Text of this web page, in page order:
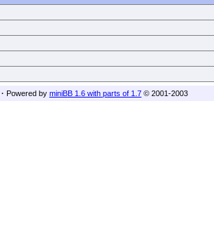
· Powered by miniBB 1.6 with parts of 1.7 © 2001-2003